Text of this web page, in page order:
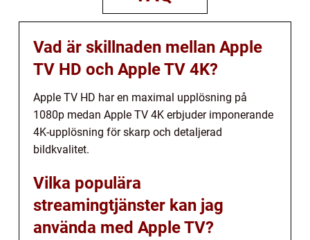
Vad är skillnaden mellan Apple
TV HD och Apple TV 4K?
Apple TV HD har en maximal upplösning på
1080p medan Apple TV 4K erbjuder imponerande
4K-upplösning för skarp och detaljerad
bildkvalitet.
Vilka populära
streamingtjänster kan jag
använda med Apple TV?